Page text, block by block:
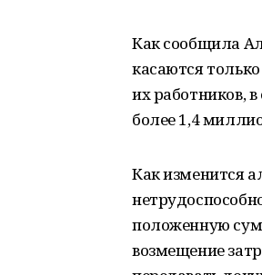
Как сообщила
касаются
их работников,
более 1,4
Как изменится
положенную
возмещение